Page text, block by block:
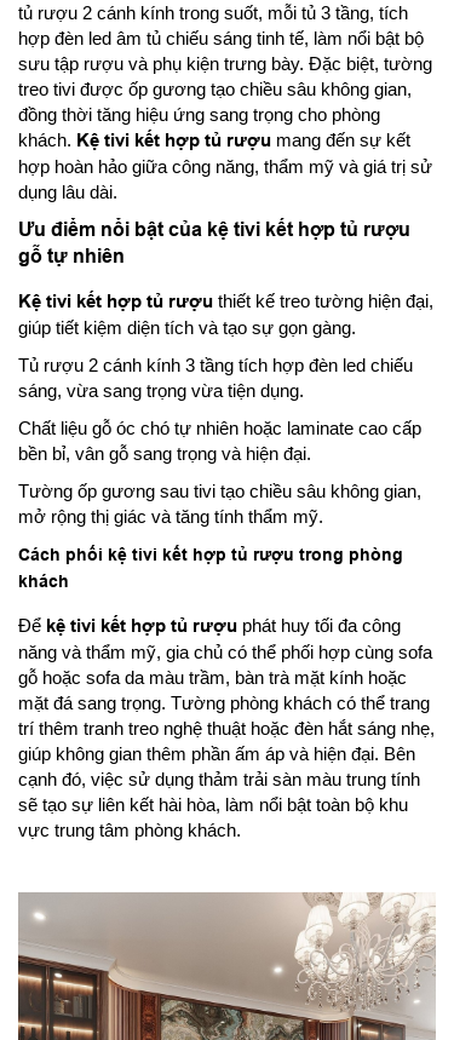
tủ rượu 2 cánh kính trong suốt, mỗi tủ 3 tầng, tích
hợp đèn led âm tủ chiếu sáng tinh tế, làm nổi bật bộ
sưu tập rượu và phụ kiện trưng bày. Đặc biệt, tường
treo tivi được ốp gương tạo chiều sâu không gian,
đồng thời tăng hiệu ứng sang trọng cho phòng
khách. Kệ tivi kết hợp tủ rượu mang đến sự kết
hợp hoàn hảo giữa công năng, thẩm mỹ và giá trị sử
dụng lâu dài.
Ưu điểm nổi bật của kệ tivi kết hợp tủ rượu
gỗ tự nhiên
Kệ tivi kết hợp tủ rượu thiết kế treo tường hiện đại,
giúp tiết kiệm diện tích và tạo sự gọn gàng.
Tủ rượu 2 cánh kính 3 tầng tích hợp đèn led chiếu
sáng, vừa sang trọng vừa tiện dụng.
Chất liệu gỗ óc chó tự nhiên hoặc laminate cao cấp
bền bỉ, vân gỗ sang trọng và hiện đại.
Tường ốp gương sau tivi tạo chiều sâu không gian,
mở rộng thị giác và tăng tính thẩm mỹ.
Cách phối kệ tivi kết hợp tủ rượu trong phòng
khách
Để kệ tivi kết hợp tủ rượu phát huy tối đa công
năng và thẩm mỹ, gia chủ có thể phối hợp cùng sofa
gỗ hoặc sofa da màu trầm, bàn trà mặt kính hoặc
mặt đá sang trọng. Tường phòng khách có thể trang
trí thêm tranh treo nghệ thuật hoặc đèn hắt sáng nhẹ,
giúp không gian thêm phần ấm áp và hiện đại. Bên
cạnh đó, việc sử dụng thảm trải sàn màu trung tính
sẽ tạo sự liên kết hài hòa, làm nổi bật toàn bộ khu
vực trung tâm phòng khách.